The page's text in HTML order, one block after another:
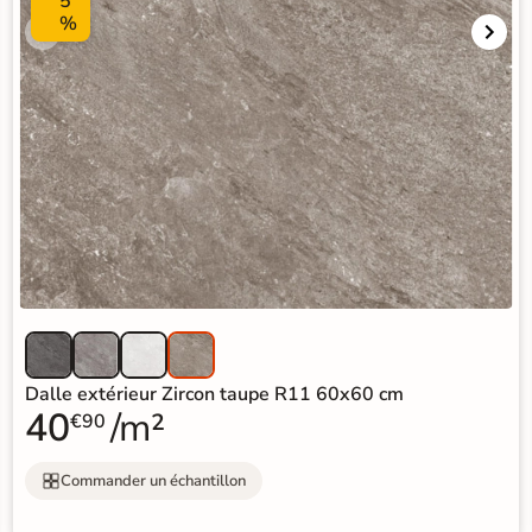
%
Dalle extérieur Zircon taupe R11 60x60 cm
40€90 /m²
Commander un échantillon